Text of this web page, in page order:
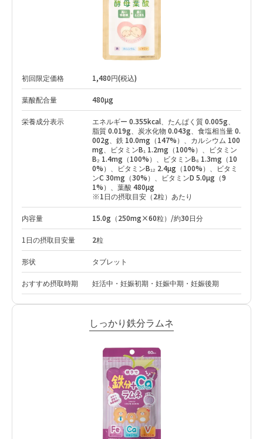
初回限定価格 1,480円(税込)
葉酸配合量 480µg
栄養成分表示
エネルギー 0.355kcal、たんぱく質 0.005g、
脂質 0.019g、炭水化物 0.043g、食塩相当量 0.
002g、鉄 10.0mg（147%）、カルシウム 100
mg、ビタミンB₁ 1.2mg（100%）、ビタミン
B₂ 1.4mg（100%）、ビタミンB₆ 1.3mg（10
0%）、ビタミンB₁₂ 2.4µg（100%）、ビタミ
ンC 30mg（30%）、ビタミンD 5.0µg（9
1%）、葉酸 480µg
※1日の摂取目安（2粒）あたり
内容量 15.0g（250mg×60粒）/約30日分
1日の摂取目安量 2粒
形状 タブレット
おすすめ摂取時期 妊活中・妊娠初期・妊娠中期・妊娠後期
しっかり鉄分ラムネ